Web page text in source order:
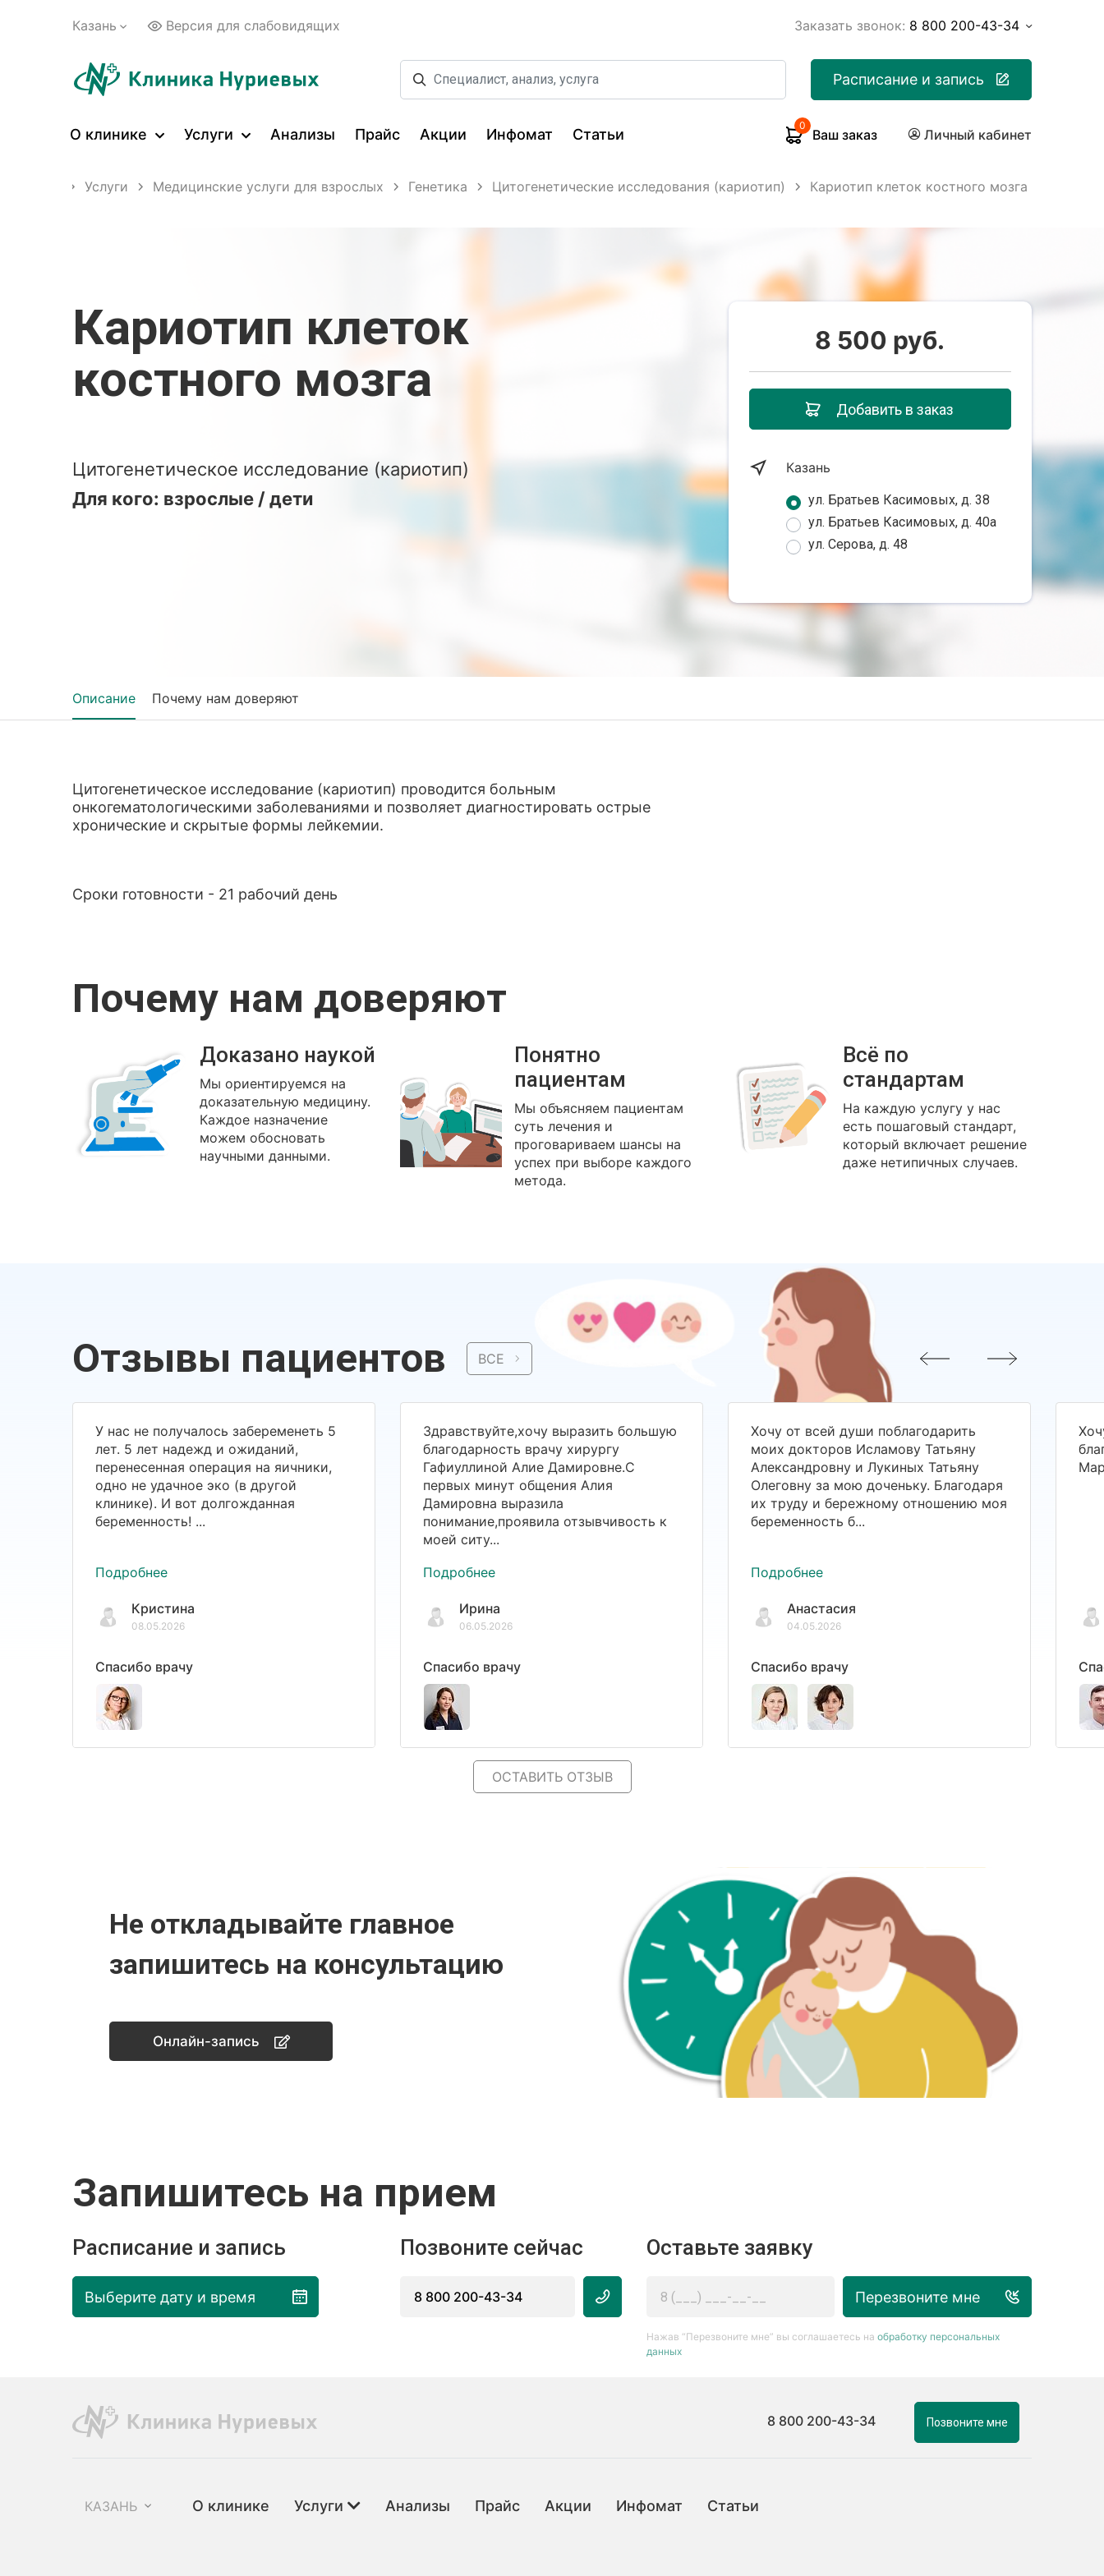
Казань Версия для слабовидящих Заказать звонок: 8 800 200-43-34
Расписание и запись
О клинике Услуги Анализы Прайс Акции Инфомат Статьи
0
Ваш заказ Личный кабинет
Услуги Медицинские услуги для взрослых Генетика Цитогенетические исследования (кариотип) Кариотип клеток костного мозга
Кариотип клеток
костного мозга
Цитогенетическое исследование (кариотип)
Для кого: взрослые / дети
8 500 руб.
Добавить в заказ
Казань
ул. Братьев Касимовых, д. 38
ул. Братьев Касимовых, д. 40а
ул. Серова, д. 48
Описание Почему нам доверяют
Цитогенетическое исследование (кариотип) проводится больным
онкогематологическими заболеваниями и позволяет диагностировать острые
хронические и скрытые формы лейкемии.
Сроки готовности - 21 рабочий день
Почему нам доверяют
Доказано наукой
Мы ориентируемся на
доказательную медицину.
Каждое назначение
можем обосновать
научными данными.
Понятно
пациентам
Мы объясняем пациентам
суть лечения и
проговариваем шансы на
успех при выборе каждого
метода.
Всё по
стандартам
На каждую услугу у нас
есть пошаговый стандарт,
который включает решение
даже нетипичных случаев.
Отзывы пациентов ВСЕ
У нас не получалось забеременеть 5
лет. 5 лет надежд и ожиданий,
перенесенная операция на яичники,
одно не удачное эко (в другой
клинике). И вот долгожданная
беременность! ...
Подробнее
Кристина
08.05.2026
Спасибо врачу
Здравствуйте,хочу выразить большую
благодарность врачу хирургу
Гафиуллиной Алие Дамировне.С
первых минут общения Алия
Дамировна выразила
понимание,проявила отзывчивость к
моей ситу...
Подробнее
Ирина
06.05.2026
Спасибо врачу
Хочу от всей души поблагодарить
моих докторов Исламову Татьяну
Александровну и Лукиных Татьяну
Олеговну за мою доченьку. Благодаря
их труду и бережному отношению моя
беременность б...
Подробнее
Анастасия
04.05.2026
Спасибо врачу
ОСТАВИТЬ ОТЗЫВ
Не откладывайте главное
запишитесь на консультацию
Онлайн-запись
Запишитесь на прием
Расписание и запись
Выберите дату и время
Позвоните сейчас
8 800 200-43-34
Оставьте заявку
Перезвоните мне
Нажав “Перезвоните мне” вы соглашаетесь на обработку персональных
данных
8 800 200-43-34 Позвоните мне
КАЗАНЬ О клинике Услуги Анализы Прайс Акции Инфомат Статьи